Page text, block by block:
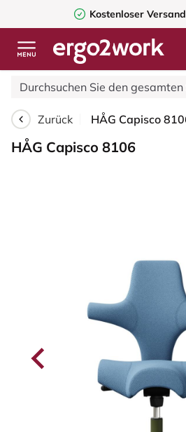
Kostenloser Versand
Zurück
HÅG Capisco 8106